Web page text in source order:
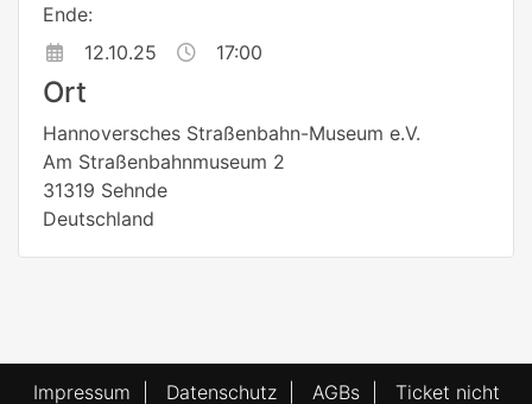
Ende:
12.10.25
17:00
Ort
Hannoversches Straßenbahn-Museum e.V.
Am Straßenbahnmuseum 2
31319 Sehnde
Deutschland
Impressum Datenschutz| AGBs| Ticket nicht